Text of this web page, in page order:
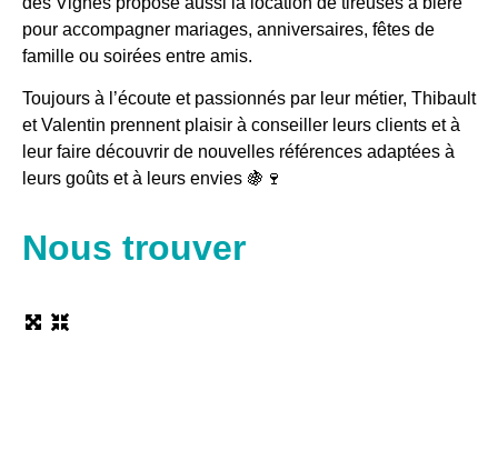
pour accompagner mariages, anniversaires, fêtes de
famille ou soirées entre amis.
Toujours à l’écoute et passionnés par leur métier, Thibault
et Valentin prennent plaisir à conseiller leurs clients et à
leur faire découvrir de nouvelles références adaptées à
leurs goûts et à leurs envies 🍇🍷
Nous trouver